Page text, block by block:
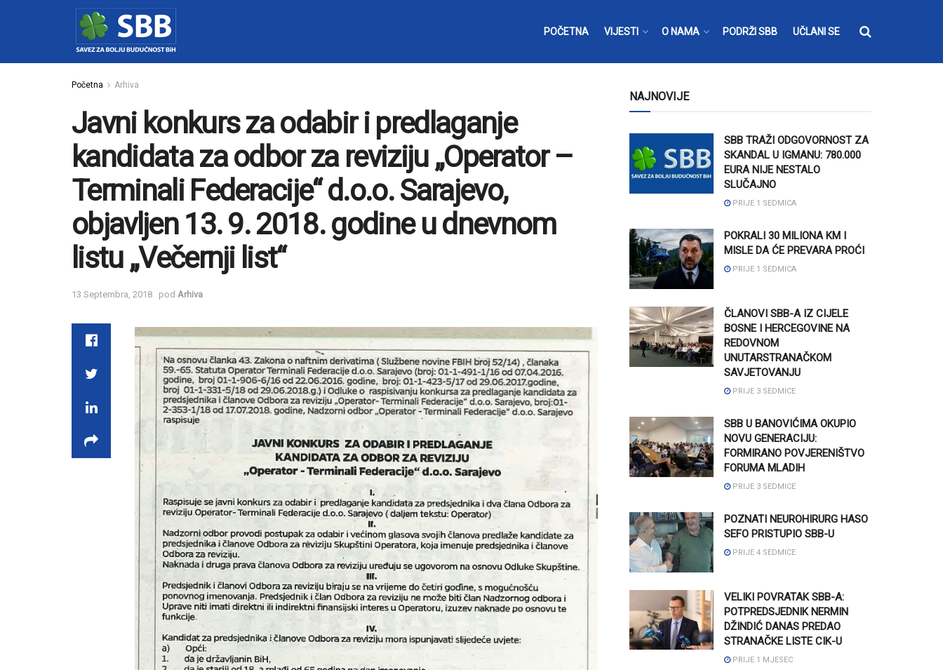
POČETNA VIJESTI O NAMA PODRŽI SBB UČLANI SE
Početna Arhiva
Javni konkurs za odabir i predlaganje
kandidata za odbor za reviziju „Operator –
Terminali Federacije“ d.o.o. Sarajevo,
objavljen 13. 9. 2018. godine u dnevnom
listu „Večernji list“
13 Septembra, 2018 pod Arhiva
NAJNOVIJE
SBB TRAŽI ODGOVORNOST ZA
SKANDAL U IGMANU: 780.000
EURA NIJE NESTALO
SLUČAJNO
PRIJE 1 SEDMICA
POKRALI 30 MILIONA KM I
MISLE DA ĆE PREVARA PROĆI
PRIJE 1 SEDMICA
ČLANOVI SBB-A IZ CIJELE
BOSNE I HERCEGOVINE NA
REDOVNOM
UNUTARSTRANAČKOM
SAVJETOVANJU
PRIJE 3 SEDMICE
SBB U BANOVIĆIMA OKUPIO
NOVU GENERACIJU:
FORMIRANO POVJERENIŠTVO
FORUMA MLADIH
PRIJE 3 SEDMICE
POZNATI NEUROHIRURG HASO
SEFO PRISTUPIO SBB-U
PRIJE 4 SEDMICE
VELIKI POVRATAK SBB-A:
POTPREDSJEDNIK NERMIN
DŽINDIĆ DANAS PREDAO
STRANAČKE LISTE CIK-U
PRIJE 1 MJESEC